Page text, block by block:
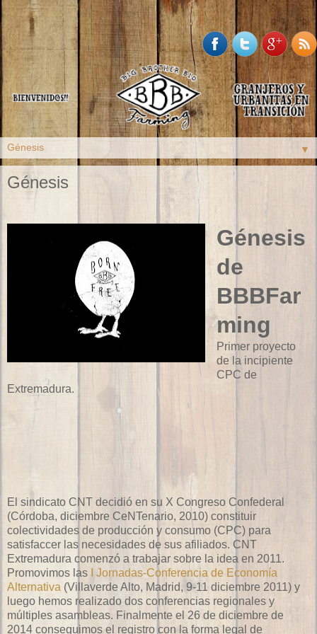
▼
Génesis
Génesis
de
BBBFar
ming
Primer proyecto
de la incipiente
CPC de
Extremadura.
El sindicato CNT decidió en su X Congreso Confederal
(Córdoba, diciembre CeNTenario, 2010) constituir
colectividades de producción y consumo (CPC) para
satisfaccer las necesidades de sus afiliados. CNT
Extremadura comenzó a trabajar sobre la idea en 2011.
Promovimos las
I Jornadas-Conferencia de Economía
Alternativa (Villaverde Alto, Madrid, 9-11 diciembre 2011) y
luego hemos realizado dos conferencias regionales y
múltiples asambleas. Finalmente el 26 de diciembre de
2014 conseguimos el registro con la forma legal de